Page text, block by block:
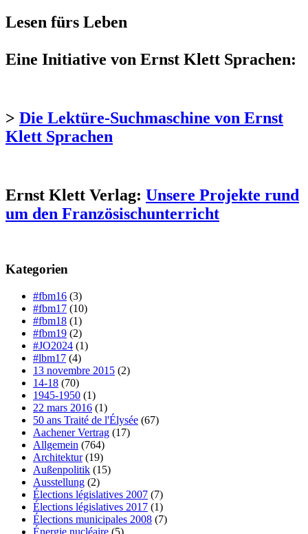
Lesen fürs Leben
Eine Initiative von Ernst Klett Sprachen:
> Die Lektüre-Suchmaschine von Ernst
Klett Sprachen
Ernst Klett Verlag: Unsere Projekte rund
um den Französischunterricht
Kategorien
#fbm16 (3)
#fbm17 (10)
#fbm18 (1)
#fbm19 (2)
#JO2024 (1)
#lbm17 (4)
13 novembre 2015 (2)
14-18 (70)
1945-1950 (1)
22 mars 2016 (1)
50 ans Traité de l'Élysée (67)
Aachener Vertrag (17)
Allgemein (764)
Architektur(19)
Außenpolitik (15)
Ausstellung (2)
Élections législatives 2007 (7)
Élections législatives 2017 (1)
Élections municipales 2008 (7)